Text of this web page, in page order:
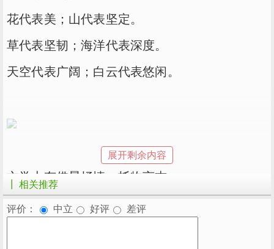
花代表美；山代表坚定。
草代表坚韧；海洋代表深度。
天空代表广阔；白云代表悠闲。
文学上有借景抒情，托物言志。
同样，用风景照片做自己的头像也是一种委婉的
自我表达。
展开剩余内容
┃ 相关推荐
评价： 中立 好评 差评